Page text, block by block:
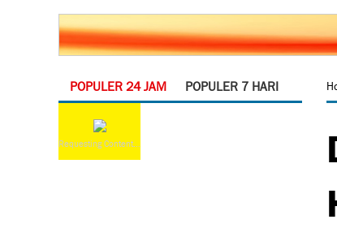
POPULER 24 JAM POPULER 7 HARI
Requesting Content...